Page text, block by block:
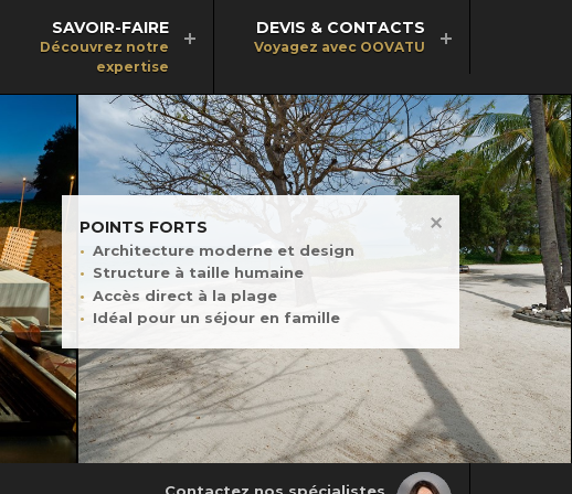
SAVOIR-FAIRE
Découvrez notre
expertise
DEVIS & CONTACTS
Voyagez avec OOVATU
POINTS FORTS
Architecture moderne et design
Structure à taille humaine
Accès direct à la plage
Idéal pour un séjour en famille
Contactez nos spécialistes